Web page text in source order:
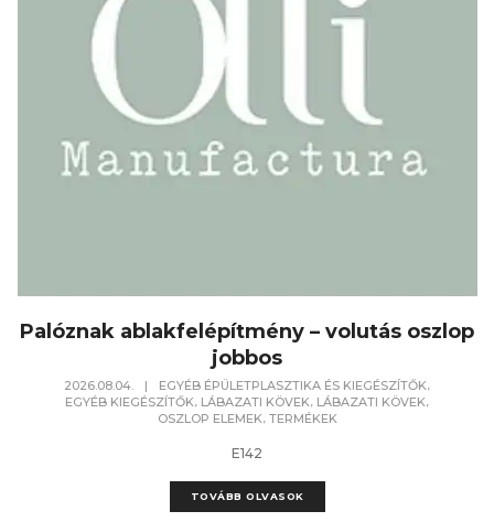
Palóznak ablakfelépítmény – volutás oszlop
jobbos
2026.08.04. | EGYÉB ÉPÜLETPLASZTIKA ÉS KIEGÉSZÍTŐK,
EGYÉB KIEGÉSZÍTŐK, LÁBAZATI KÖVEK, LÁBAZATI KÖVEK,
OSZLOP ELEMEK, TERMÉKEK
E142
TOVÁBB OLVASOK